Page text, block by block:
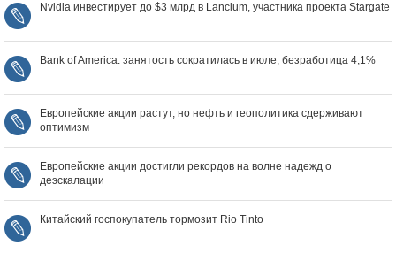
Nvidia инвестирует до $3 млрд в Lancium, участника проекта Stargate
Bank of America: занятость сократилась в июле, безработица 4,1%
Европейские акции растут, но нефть и геополитика сдерживают
оптимизм
Европейские акции достигли рекордов на волне надежд о
деэскалации
Китайский госпокупатель тормозит Rio Tinto